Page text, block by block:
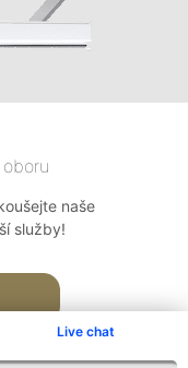
Live chat
naše
služby!